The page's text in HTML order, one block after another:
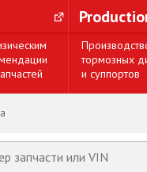
тормозных
и суппортов